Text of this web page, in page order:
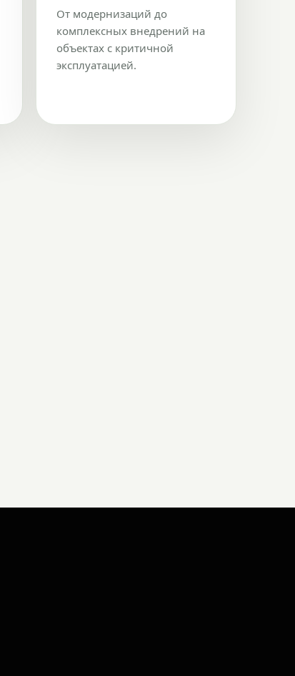
От модернизаций до
комплексных внедрений на
объектах с критичной
эксплуатацией.